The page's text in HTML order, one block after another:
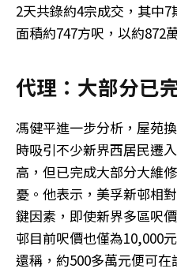
2天共錄約4宗成交，其中7
面積約747方呎，以約872
代理：大部分已
馮健平進一步分析，屋苑
時吸引不少新界西居民遷
高，但已完成大部分大維
憂。他表示，美孚新邨相
鍵因素，即使新界多區呎
邨目前呎價也僅為10,000
還稱，約500多萬元便可在